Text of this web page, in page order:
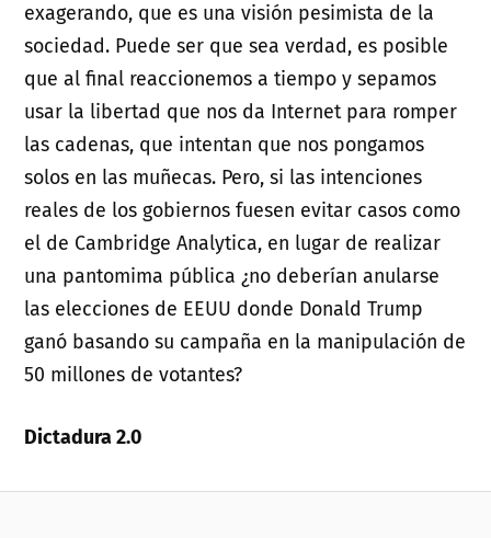
exagerando, que es una visión pesimista de la
sociedad. Puede ser que sea verdad, es posible
que al final reaccionemos a tiempo y sepamos
usar la libertad que nos da Internet para romper
las cadenas, que intentan que nos pongamos
solos en las muñecas. Pero, si las intenciones
reales de los gobiernos fuesen evitar casos como
el de Cambridge Analytica, en lugar de realizar
una pantomima pública ¿no deberían anularse
las elecciones de EEUU donde Donald Trump
ganó basando su campaña en la manipulación de
50 millones de votantes?
Dictadura 2.0